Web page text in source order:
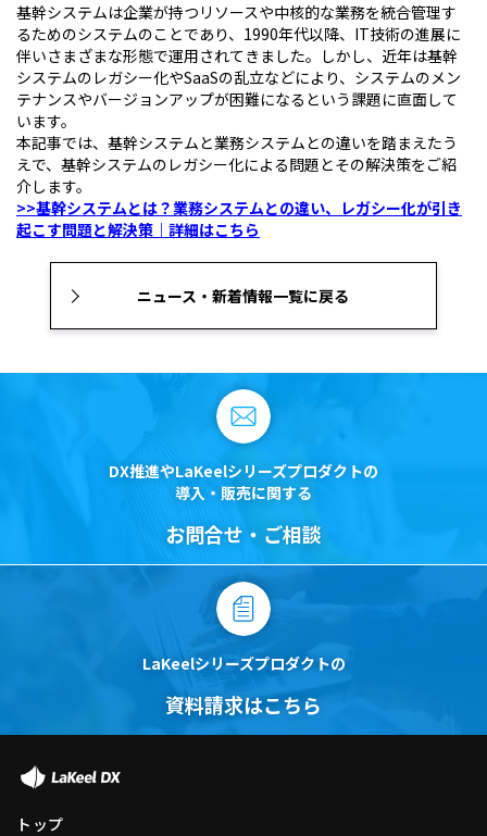
基幹システムは企業が持つリソースや中核的な業務を統合管理す
るためのシステムのことであり、1990年代以降、IT技術の進展に
伴いさまざまな形態で運用されてきました。しかし、近年は基幹
システムのレガシー化やSaaSの乱立などにより、システムのメン
テナンスやバージョンアップが困難になるという課題に直面して
います。
本記事では、基幹システムと業務システムとの違いを踏まえたう
えで、基幹システムのレガシー化による問題とその解決策をご紹
介します。
>>基幹システムとは？業務システムとの違い、レガシー化が引き
起こす問題と解決策｜詳細はこちら
ニュース・新着情報一覧に戻る
DX推進やLaKeelシリーズプロダクトの
導入・販売に関する
お問合せ・ご相談
LaKeelシリーズプロダクトの
資料請求はこちら
トップ